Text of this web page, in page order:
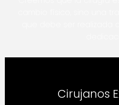
Cirujanos